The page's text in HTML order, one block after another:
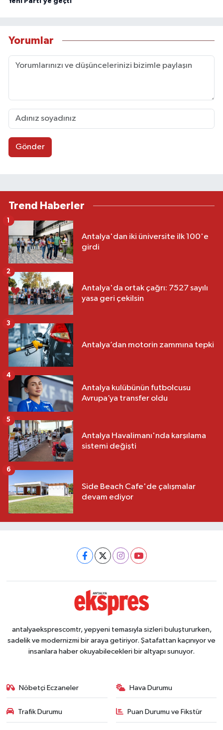
Yorumlar
Gönder
Trend Haberler
Antalya'dan iki üniversite ilk 100'e
girdi
1
Antalya'da ortak çağrı: 7527 sayılı
yasa geri çekilsin
2
Antalya’dan motorin zammına tepki
3
Antalya kulübünün futbolcusu
Avrupa’ya transfer oldu
4
Antalya Havalimanı'nda karşılama
sistemi değişti
5
Side Beach Cafe'de çalışmalar
devam ediyor
6
antalyaeksprescomtr, yepyeni temasıyla sizleri buluştururken,
sadelik ve modernizmi bir araya getiriyor. Şatafattan kaçınıyor ve
insanlara haber okuyabilecekleri bir altyapı sunuyor.
Nöbetçi Eczaneler Hava Durumu
Trafik Durumu Puan Durumu ve Fikstür